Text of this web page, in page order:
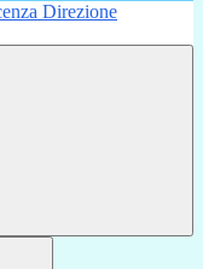
Direzione